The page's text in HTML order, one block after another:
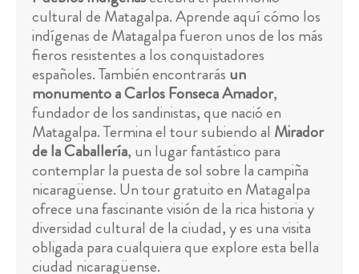
cultural de Matagalpa. Aprende aquí cómo los
indígenas de Matagalpa fueron unos de los más
fieros resistentes a los conquistadores
españoles. También encontrarás un
monumento a Carlos Fonseca Amador,
fundador de los sandinistas, que nació en
Matagalpa. Termina el tour subiendo al Mirador
de la Caballería, un lugar fantástico para
contemplar la puesta de sol sobre la campiña
nicaragüense. Un tour gratuito en Matagalpa
ofrece una fascinante visión de la rica historia y
diversidad cultural de la ciudad, y es una visita
obligada para cualquiera que explore esta bella
ciudad nicaragüense.